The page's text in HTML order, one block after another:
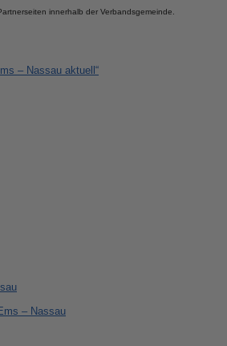
innerhalb der Verbandsgemeinde.
– Nassau aktuell“
– Nassau